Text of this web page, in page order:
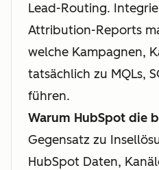
Lead-Routing.
Attribution-Reports
welche Kampagnen,
tatsächlich zu MQLs,
führen.
Warum HubSpot die
Gegensatz zu
HubSpot Daten,